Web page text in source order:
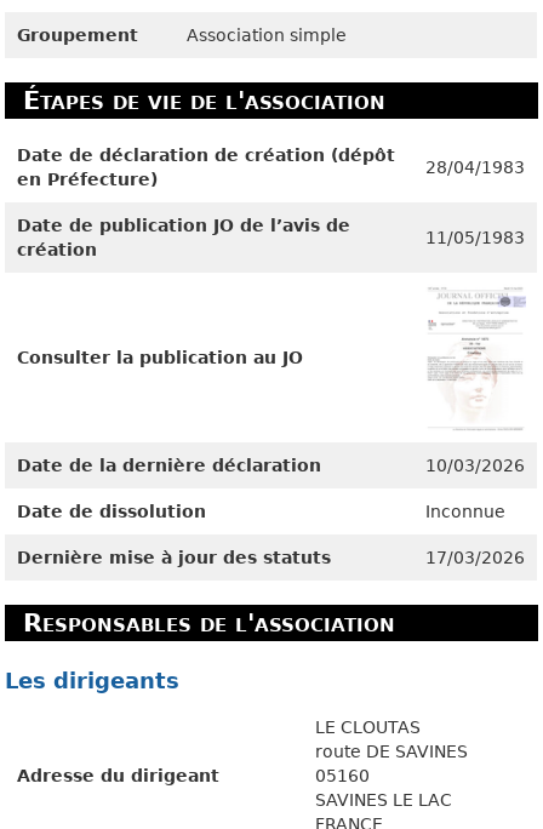
Groupement Association simple
Étapes de vie de l'association
Date de déclaration de création (dépôt
en Préfecture)
28/04/1983
Date de publication JO de l’avis de
création
11/05/1983
Consulter la publication au JO
Date de la dernière déclaration 10/03/2026
Date de dissolution Inconnue
Dernière mise à jour des statuts 17/03/2026
Responsables de l'association
Les dirigeants
Adresse du dirigeant
LE CLOUTAS
route DE SAVINES
05160
SAVINES LE LAC
FRANCE